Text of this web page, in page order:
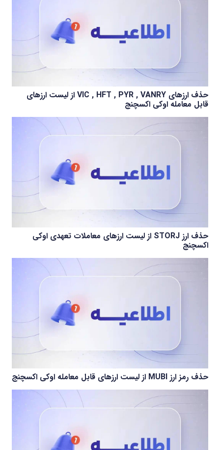
حذف ارزهای VIC , HFT , PYR , VANRY از لیست ارزهای
قابل معامله اوکی اکسچنج
حذف ارز STORJ از لیست ارزهای معاملات تعهدی اوکی
اکسچنج
حذف رمز ارز MUBI از لیست ارزهای قابل معامله اوکی اکسچنج